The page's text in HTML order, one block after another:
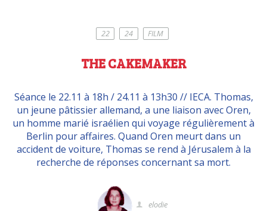
22 24 FILM
THE CAKEMAKER
Séance le 22.11 à 18h / 24.11 à 13h30 // IECA. Thomas,
un jeune pâtissier allemand, a une liaison avec Oren,
un homme marié israélien qui voyage régulièrement à
Berlin pour affaires. Quand Oren meurt dans un
accident de voiture, Thomas se rend à Jérusalem à la
recherche de réponses concernant sa mort.
elodie